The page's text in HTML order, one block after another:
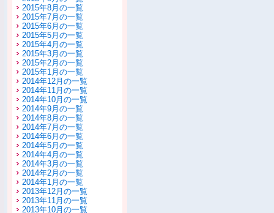
2015年8月の一覧
2015年7月の一覧
2015年6月の一覧
2015年5月の一覧
2015年4月の一覧
2015年3月の一覧
2015年2月の一覧
2015年1月の一覧
2014年12月の一覧
2014年11月の一覧
2014年10月の一覧
2014年9月の一覧
2014年8月の一覧
2014年7月の一覧
2014年6月の一覧
2014年5月の一覧
2014年4月の一覧
2014年3月の一覧
2014年2月の一覧
2014年1月の一覧
2013年12月の一覧
2013年11月の一覧
2013年10月の一覧